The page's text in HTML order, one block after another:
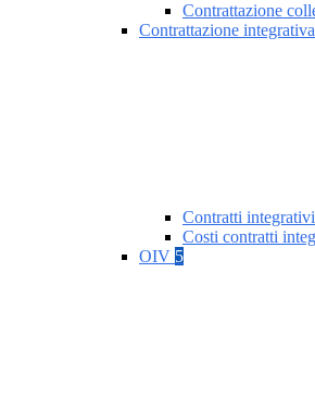
Contrattazione
Contrattazione integrativa
Contratti integrativi
Costi contratti
OIV 5